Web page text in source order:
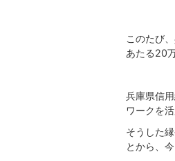
このたび
あたる20
兵庫県信
ワークを
そうした
とから、